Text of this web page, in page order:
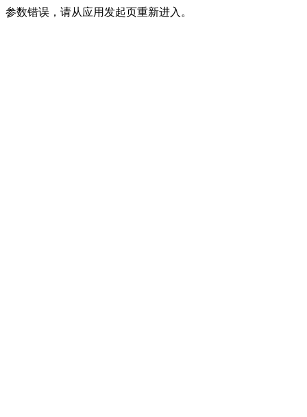
参数错误，请从应用发起页重新进入。